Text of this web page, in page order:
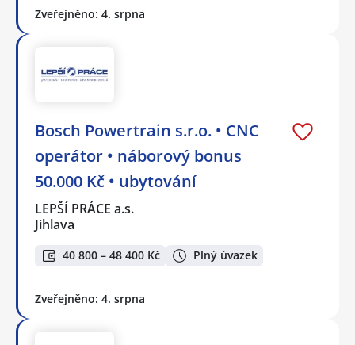
Zveřejněno: 4. srpna
Bosch Powertrain s.r.o. • CNC
operátor • náborový bonus
50.000 Kč • ubytování
LEPŠÍ PRÁCE a.s.
Jihlava
40 800 – 48 400 Kč Plný úvazek
Zveřejněno: 4. srpna